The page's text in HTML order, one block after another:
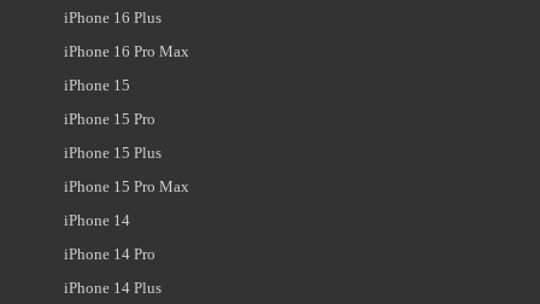
iPhone 16 Plus
iPhone 16 Pro Max
iPhone 15
iPhone 15 Pro
iPhone 15 Plus
iPhone 15 Pro Max
iPhone 14
iPhone 14 Pro
iPhone 14 Plus